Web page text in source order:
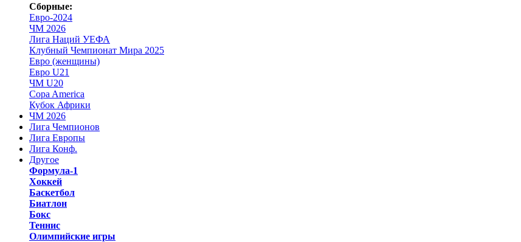
Сборные:
Евро-2024
ЧМ 2026
Лига Наций УЕФА
Клубный Чемпионат Мира 2025
Евро (женщины)
Евро U21
ЧМ U20
Copa America
Кубок Африки
ЧМ 2026
Лига Чемпионов
Лига Европы
Лига Конф.
Другое
Формула-1
Хоккей
Баскетбол
Биатлон
Бокс
Теннис
Олимпийские игры